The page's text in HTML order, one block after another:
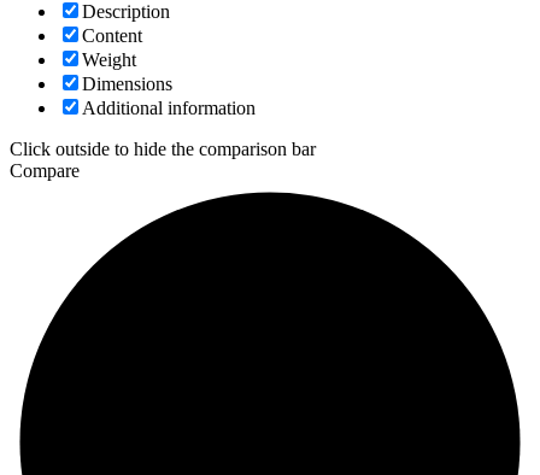
Description
Content
Weight
Dimensions
Additional information
Click outside to hide the comparison bar
Compare